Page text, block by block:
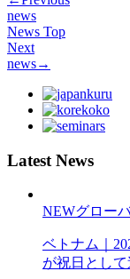
news
News Top
Next
news→
Latest News
NEWグロー
ベトナム｜
が祝日とし